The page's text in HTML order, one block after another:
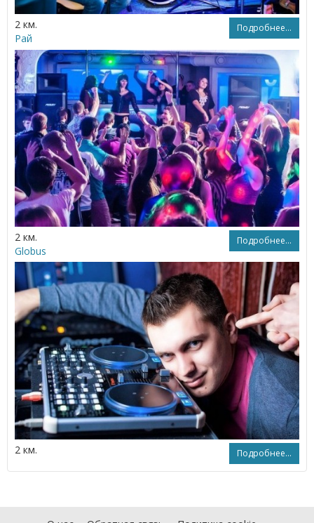
2 км. Подробнее...
Рай
2 км. Подробнее...
Globus
2 км. Подробнее...